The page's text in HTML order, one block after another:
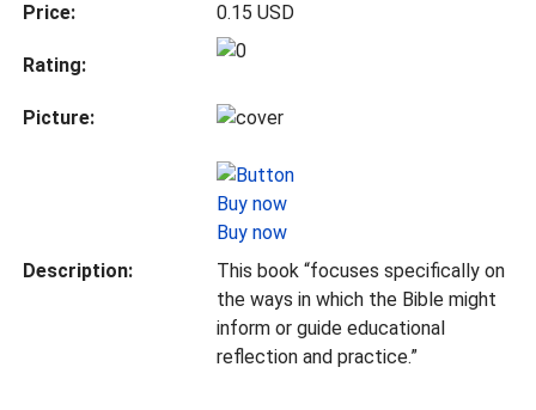
Price:
0.15 USD
Rating:
Picture:
Buy now
Description:
This book “focuses specifically on
the ways in which the Bible might
inform or guide educational
reflection and practice.”